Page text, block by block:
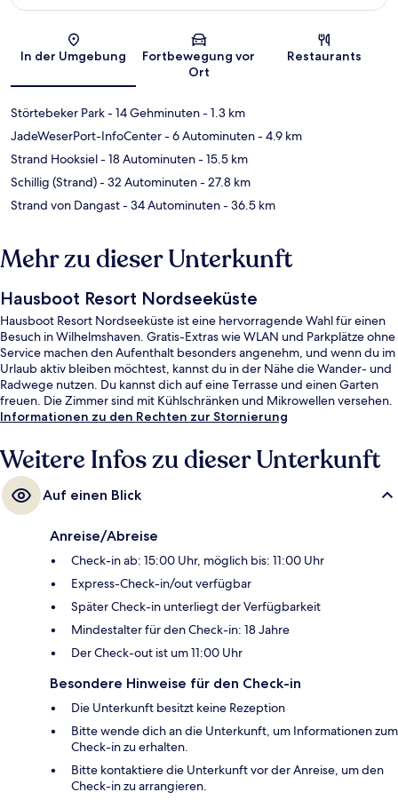
Karte
In der Umgebung
Fortbewegung vor
Ort
Restaurants
Störtebeker Park- 14 Gehminuten- 1.3 km
JadeWeserPort-InfoCenter- 6 Autominuten- 4.9 km
Strand Hooksiel- 18 Autominuten- 15.5 km
Schillig (Strand)- 32 Autominuten- 27.8 km
Strand von Dangast- 34 Autominuten- 36.5 km
Mehr zu dieser Unterkunft
Hausboot Resort Nordseeküste
Hausboot Resort Nordseeküste ist eine hervorragende Wahl für einen
Besuch in Wilhelmshaven. Gratis-Extras wie WLAN und Parkplätze ohne
Service machen den Aufenthalt besonders angenehm, und wenn du im
Urlaub aktiv bleiben möchtest, kannst du in der Nähe die Wander- und
Radwege nutzen. Du kannst dich auf eine Terrasse und einen Garten
freuen. Die Zimmer sind mit Kühlschränken und Mikrowellen versehen.
Informationen zu den Rechten zur Stornierung
Weitere Infos zu dieser Unterkunft
Auf einen Blick
Anreise/Abreise
Check-in ab: 15:00 Uhr, möglich bis: 11:00 Uhr
Express-Check-in/out verfügbar
Später Check-in unterliegt der Verfügbarkeit
Mindestalter für den Check-in: 18 Jahre
Der Check-out ist um 11:00 Uhr
Besondere Hinweise für den Check-in
Die Unterkunft besitzt keine Rezeption
Bitte wende dich an die Unterkunft, um Informationen zum
Check-in zu erhalten.
Bitte kontaktiere die Unterkunft vor der Anreise, um den
Check-in zu arrangieren.